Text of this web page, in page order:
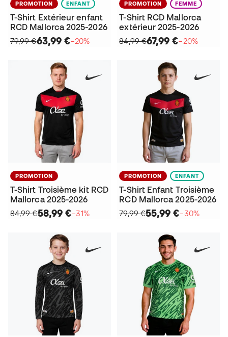
PROMOTION ENFANT
T-Shirt Extérieur enfant
RCD Mallorca 2025-2026
79,99 €63,99 €−20%
PROMOTION FEMME
T-Shirt RCD Mallorca
extérieur 2025-2026
84,99 €67,99 €−20%
PROMOTION
T-Shirt Troisième kit RCD
Mallorca 2025-2026
84,99 €58,99 €−31%
PROMOTION ENFANT
T-Shirt Enfant Troisième
RCD Mallorca 2025-2026
79,99 €55,99 €−30%